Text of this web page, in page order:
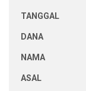
TANGGAL
DANA
NAMA
ASAL